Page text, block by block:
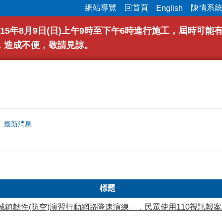
網站導覽 回首頁 English 陳情系統
年8月9日(日)上午9時至下午6時進行施工，屆時可能
成不便，敬請見諒。
最新消息
標題
鎮韌性(防空)演習行動網路降速演練」，民眾使用110視訊報